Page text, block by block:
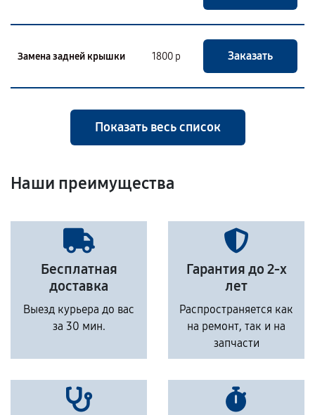
Замена задней крышки 1800 р Заказать
Показать весь список
Наши преимущества
Бесплатная
доставка
Выезд курьера до вас
за 30 мин.
Гарантия до 2-х
лет
Распространяется как
на ремонт, так и на
запчасти